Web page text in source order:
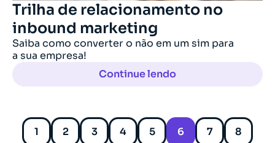
Trilha de relacionamento no
inbound marketing
Saiba como converter o não em um sim para
a sua empresa!
Continue lendo
1 2 3 4 5 6 7 8